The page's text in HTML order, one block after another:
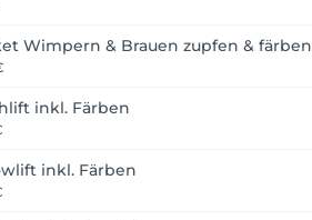
Wimpern & Brauen zupfen & färben
inkl. Färben
inkl. Färben